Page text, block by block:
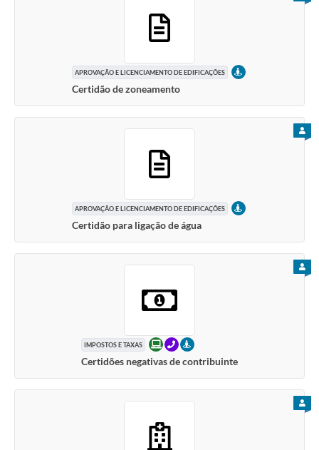
APROVAÇÃO E LICENCIAMENTO DE EDIFICAÇÕES PRESENCIAL
Certidão de zoneamento
APROVAÇÃO E LICENCIAMENTO DE EDIFICAÇÕES PRESENCIAL
Certidão para ligação de água
IMPOSTOS E TAXAS ONLINETELEFONEPRESENCIAL
Certidões negativas de contribuinte